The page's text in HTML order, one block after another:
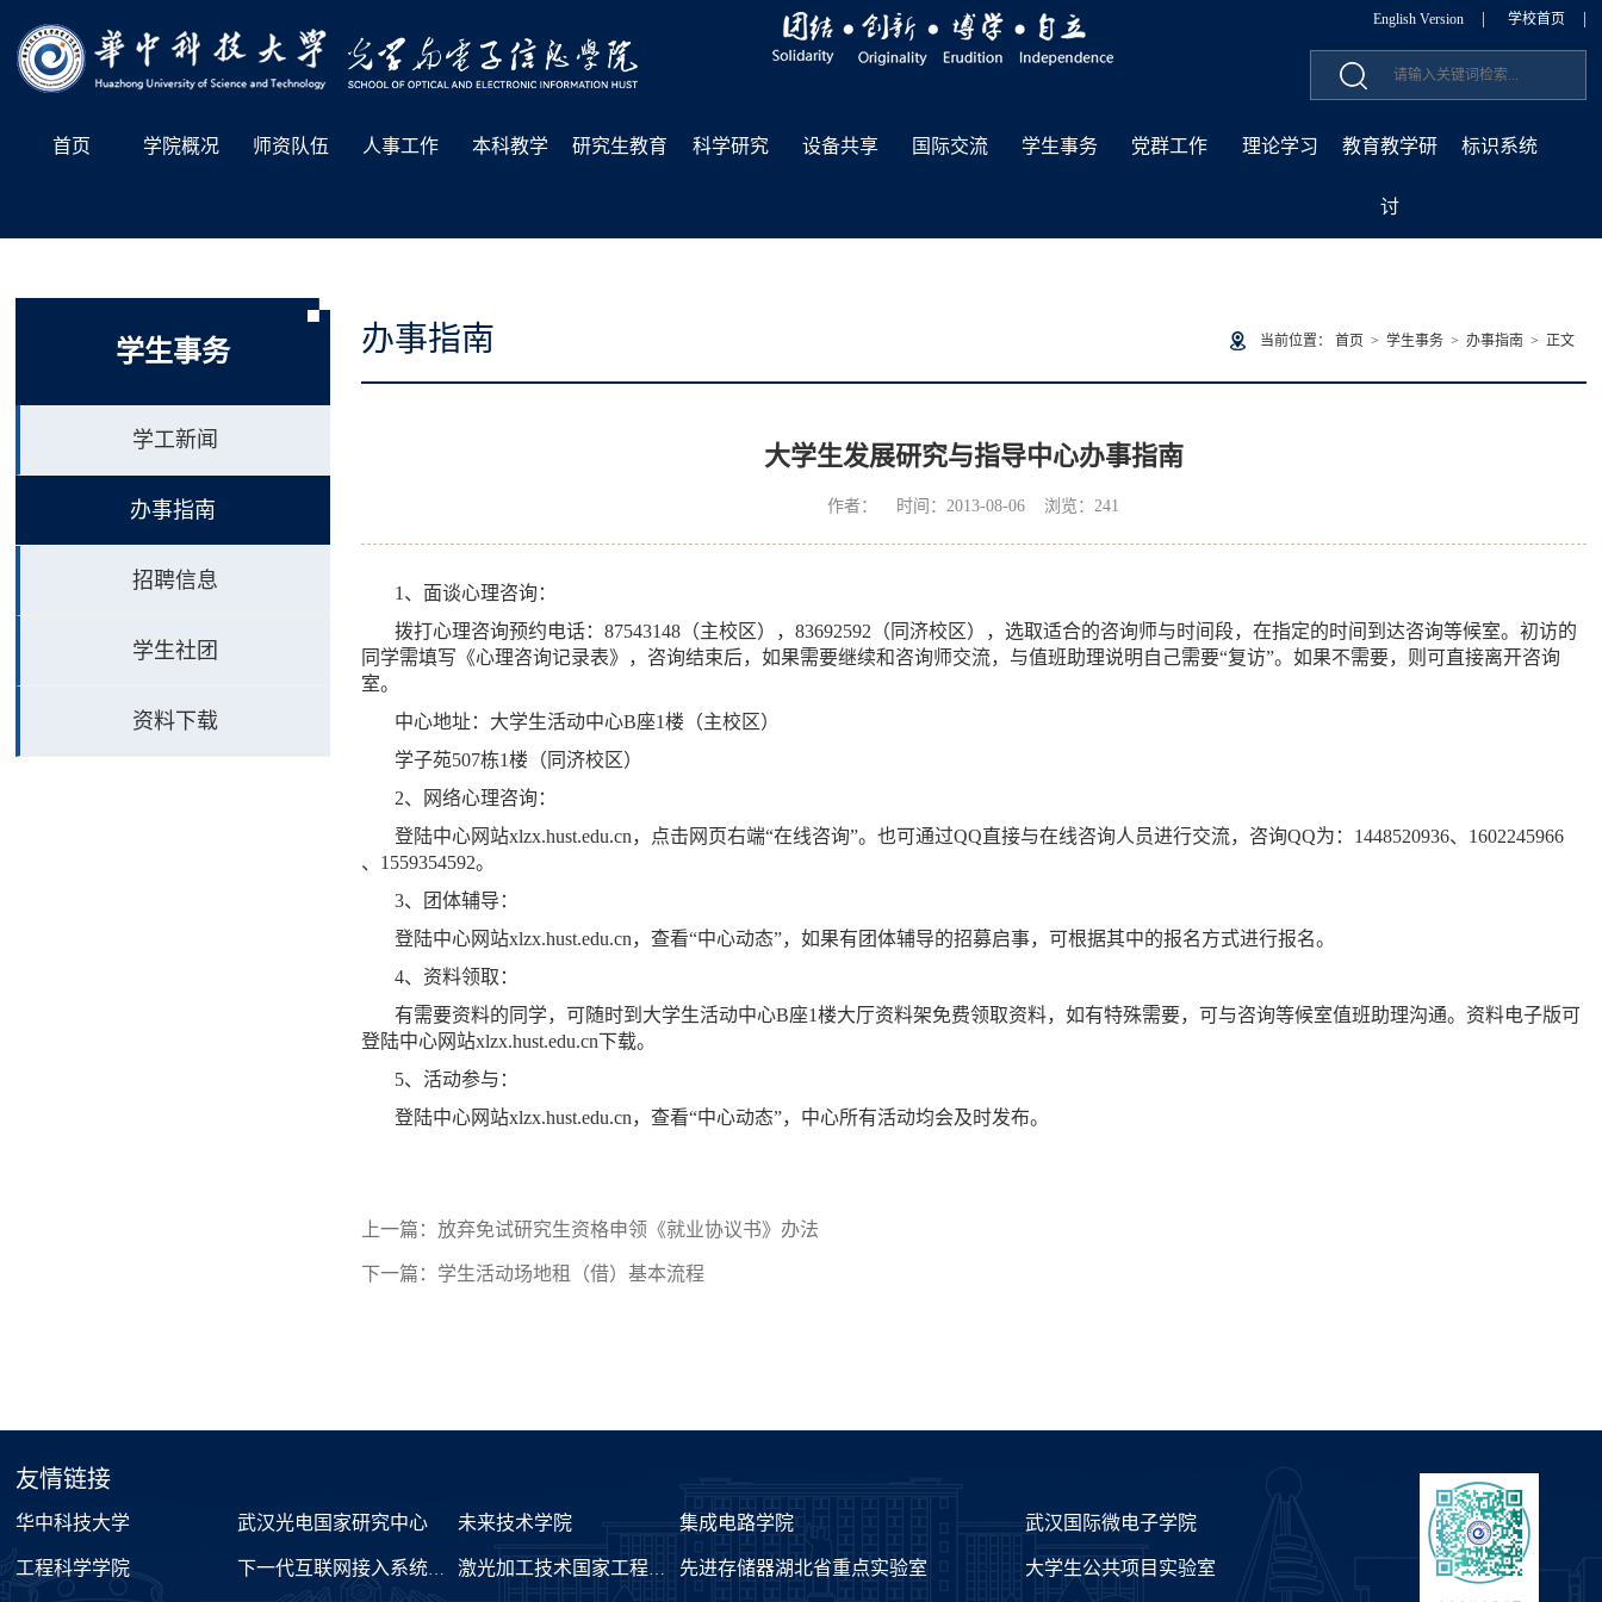
English Version 学校首页
首页 学院概况 师资队伍 人事工作 本科教学 研究生教育 科学研究 设备共享 国际交流 学生事务 党群工作 理论学习 教育教学研
讨
标识系统
学生事务
学工新闻
办事指南
招聘信息
学生社团
资料下载
办事指南 当前位置： 首页 > 学生事务> 办事指南 > 正文
大学生发展研究与指导中心办事指南
作者： 时间：2013-08-06 浏览：241
1 、面谈心理咨询：
拨打心理咨询预约电话：87543148 （主校区），83692592 （同济校区），选取适合的咨询师与时间段，在指定的时间到达咨询等候室。初访的
同学需填写《心理咨询记录表》，咨询结束后，如果需要继续和咨询师交流，与值班助理说明自己需要“复访”。如果不需要，则可直接离开咨询
室。
中心地址：大学生活动中心B座1楼（主校区）
学子苑507栋1楼（同济校区）
2、网络心理咨询：
登陆中心网站xlzx.hust.edu.cn，点击网页右端“在线咨询”。也可通过QQ直接与在线咨询人员进行交流，咨询QQ为： 1448520936、 1602245966
、 1559354592。
3、团体辅导：
登陆中心网站xlzx.hust.edu.cn，查看“中心动态”，如果有团体辅导的招募启事，可根据其中的报名方式进行报名。
4、资料领取：
有需要资料的同学，可随时到大学生活动中心B座1楼大厅资料架免费领取资料，如有特殊需要，可与咨询等候室值班助理沟通。资料电子版可
登陆中心网站xlzx.hust.edu.cn下载。
5、活动参与：
登陆中心网站xlzx.hust.edu.cn，查看“中心动态”，中心所有活动均会及时发布。
上一篇：放弃免试研究生资格申领《就业协议书》办法
下一篇： 学生活动场地租（借）基本流程
友情链接
华中科技大学 武汉光电国家研究中心 未来技术学院 集成电路学院 武汉国际微电子学院
工程科学学院 下一代互联网接入系统国家工程实验室 激光加工技术国家工程研究中心 先进存储器湖北省重点实验室 大学生公共项目实验室